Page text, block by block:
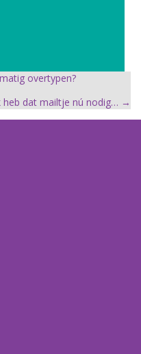
overtypen?
heb dat mailtje nú nodig… →